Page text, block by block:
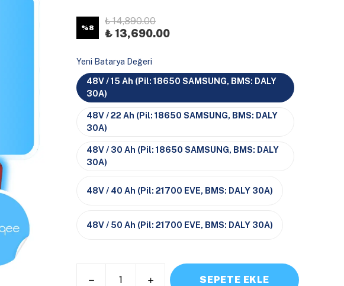
%8
₺ 14,890.00
₺ 13,690.00
Yeni Batarya Değeri
48V / 15 Ah (Pil: 18650 SAMSUNG, BMS: DALY
30A)
48V / 22 Ah (Pil: 18650 SAMSUNG, BMS: DALY
30A)
48V / 30 Ah (Pil: 18650 SAMSUNG, BMS: DALY
30A)
48V / 40 Ah (Pil: 21700 EVE, BMS: DALY 30A)
48V / 50 Ah (Pil: 21700 EVE, BMS: DALY 30A)
SEPETE EKLE